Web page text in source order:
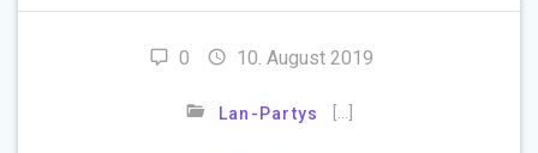
0 10. August 2019
Lan-Partys